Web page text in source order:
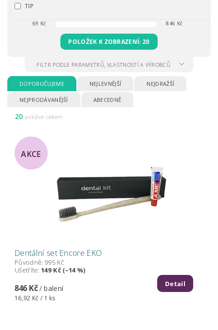
TIP
69 Kč 846 Kč
POLOŽEK K ZOBRAZENÍ:20
FILTR PODLE PARAMETRŮ, VLASTNOSTÍ A VÝROBCŮ
DOPORUČUJEME NEJLEVNĚJŠÍ NEJDRAŽŠÍ
NEJPRODÁVANĚJŠÍ ABECEDNĚ
20 položek celkem
AKCE
Dentální set Encore EKO
Původně: 995 Kč
Ušetříte: 149 Kč (–14 %)
846 Kč/ balení
16,92 Kč / 1 ks
Detail